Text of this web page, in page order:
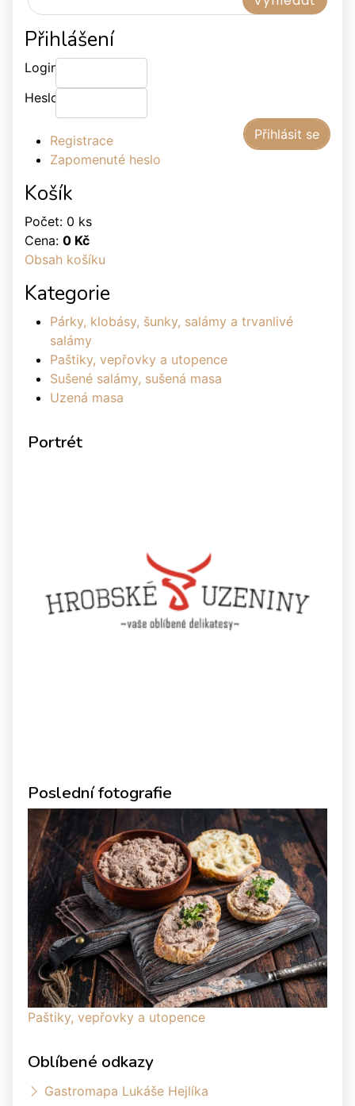
Přihlášení
Login:
Heslo:
Registrace
Zapomenuté heslo
Košík
Počet: 0 ks
Cena: 0 Kč
Obsah košíku
Kategorie
Párky, klobásy, šunky, salámy a trvanlivé
salámy
Paštiky, vepřovky a utopence
Sušené salámy, sušená masa
Uzená masa
Portrét
Poslední fotografie
Paštiky, vepřovky a utopence
Oblíbené odkazy
Gastromapa Lukáše Hejlíka